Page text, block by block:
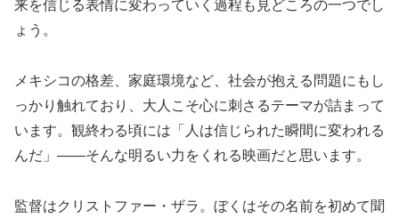
来を信じる表情に変わっていく過程も見どころの一つでし
ょう。
メキシコの格差、家庭環境など、社会が抱える問題にもし
っかり触れており、大人こそ心に刺さるテーマが詰まって
います。観終わる頃には「人は信じられた瞬間に変われる
んだ」——そんな明るい力をくれる映画だと思います。
監督はクリストファー・ザラ。ぼくはその名前を初めて聞